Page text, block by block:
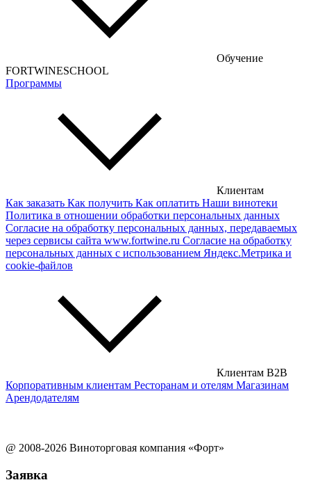
Аргентинские вина
Армянские вина
Американские вина
Грузинские вина
Сирийские вина
Обучение
FORTWINESCHOOL
Программы
Клиентам
Как заказать Как получить Как оплатить Наши винотеки
Политика в отношении обработки персональных данных
Согласие на обработку персональных данных, передаваемых
через сервисы сайта www.fortwine.ru Согласие на обработку
персональных данных с использованием Яндекс.Метрика и
cookie-файлов
Клиентам B2B
Корпоративным клиентам Ресторанам и отелям Магазинам
Арендодателям
@ 2008-2026 Виноторговая компания «Форт»
Заявка